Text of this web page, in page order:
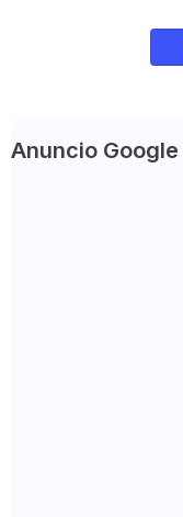
Anuncio Google